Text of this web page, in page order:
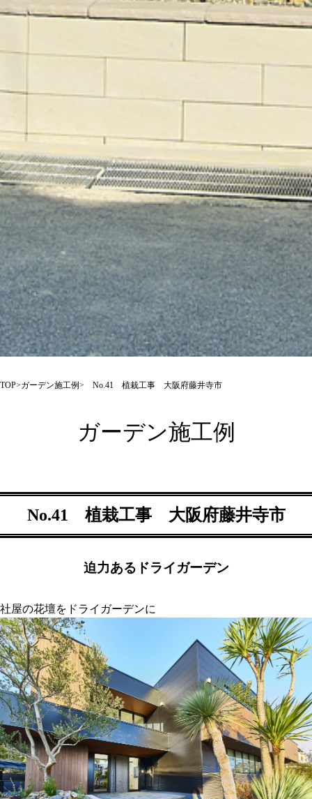
TOP>ガーデン施工例> No.41 植栽工事 大阪府藤井寺市
ガーデン施工例
No.41 植栽工事 大阪府藤井寺市
迫力あるドライガーデン
社屋の花壇をドライガーデンに